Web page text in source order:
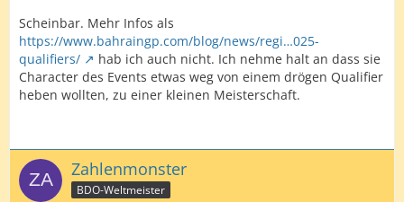
Scheinbar. Mehr Infos als
https://www.bahraingp.com/blog/news/regi…025-
qualifiers/
hab ich auch nicht. Ich nehme halt an dass sie
Character des Events etwas weg von einem drögen Qualifier
heben wollten, zu einer kleinen Meisterschaft.
Zahlenmonster
BDO-Weltmeister